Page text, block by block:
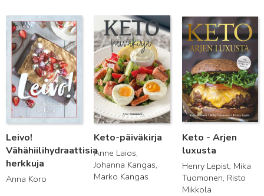
Leivo!
Vähähiilihydraattisia
herkkuja
Anna Koro
Lue lisää
Keto-päiväkirja
Anne Laios,
Johanna Kangas,
Marko Kangas
Lue lisää
Keto - Arjen
luxusta
Henry Lepist, Mika
Tuomonen, Risto
Mikkola
Lue lisää